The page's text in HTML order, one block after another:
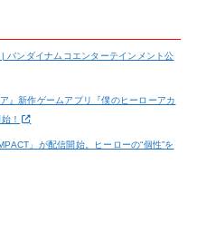
ンダイナムコエンターテインメント公
』新作ゲームアプリ『僕のヒーローアカ
！
」が配信開始。ヒーローの“個性”を